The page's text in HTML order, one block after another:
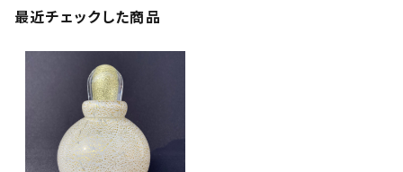
最近チェックした商品